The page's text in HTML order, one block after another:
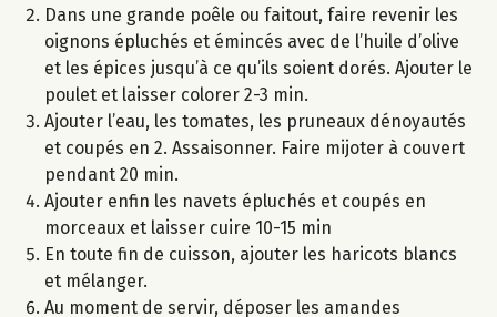
Dans une grande poêle ou faitout, faire revenir les
oignons épluchés et émincés avec de l’huile d’olive
et les épices jusqu’à ce qu’ils soient dorés. Ajouter le
poulet et laisser colorer 2-3 min.
Ajouter l’eau, les tomates, les pruneaux dénoyautés
et coupés en 2. Assaisonner. Faire mijoter à couvert
pendant 20 min.
Ajouter enfin les navets épluchés et coupés en
morceaux et laisser cuire 10-15 min
En toute fin de cuisson, ajouter les haricots blancs
et mélanger.
Au moment de servir, déposer les amandes